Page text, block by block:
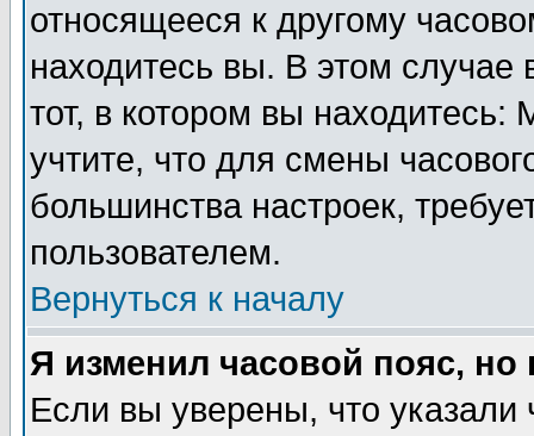
относящееся к другому
находитесь вы. В этом
тот, в котором вы
учтите, что для смены
большинства настроек,
пользователем.
Вернуться к началу
Я изменил часовой пояс,
Если вы уверены, что указали